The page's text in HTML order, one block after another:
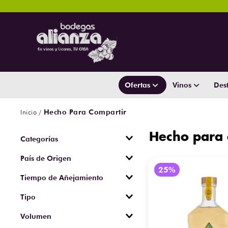
Ofertas Vinos
Hecho Para Compartir
Ginebra
Vodka
País de Origen
Estados Unidos
Japón
Tiempo de Añejamiento
Tipo
Volumen
Hecho